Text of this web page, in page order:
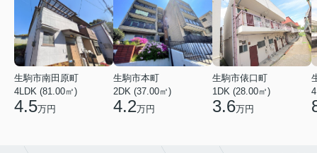
生駒市南田原町
4LDK (81.00㎡)
4.5万円
生駒市本町
2DK (37.00㎡)
4.2万円
生駒市俵口町
1DK (28.00㎡)
3.6万円